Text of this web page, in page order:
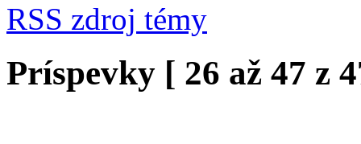
RSS zdroj témy
Príspevky [ 26 až 47 z